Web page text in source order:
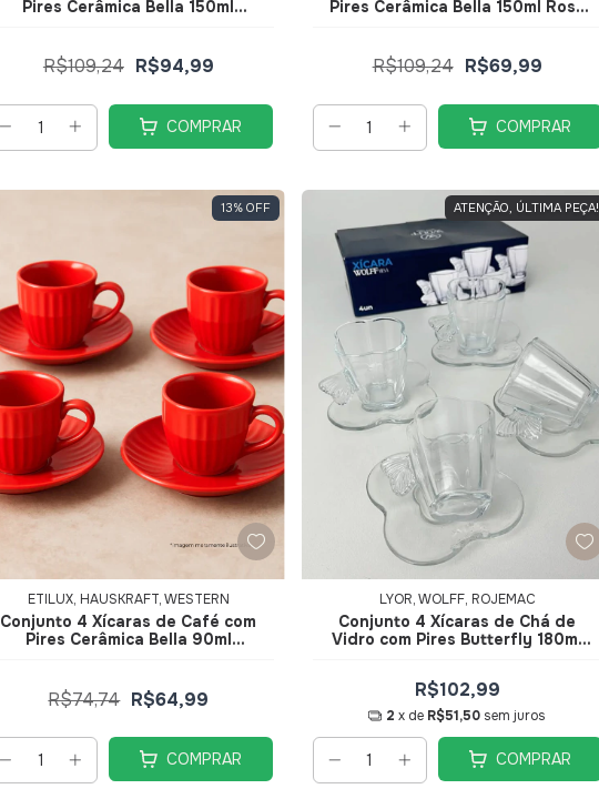
Pires Cerâmica Bella 150ml
R$109,24 R$94,99
COMPRAR
Pires Cerâmica Bella 150ml Rosa
R$109,24 R$69,99
COMPRAR
13% OFF
ETILUX, HAUSKRAFT, WESTERN
Conjunto 4 Xícaras de Café com
Pires Cerâmica Bella 90ml
R$74,74 R$64,99
COMPRAR
ATENÇÃO, ÚLTIMA PEÇA!
LYOR, WOLFF, ROJEMAC
Conjunto 4 Xícaras de Chá de
Vidro com Pires Butterfly 180ml
R$102,99
2 x de R$51,50 sem juros
COMPRAR